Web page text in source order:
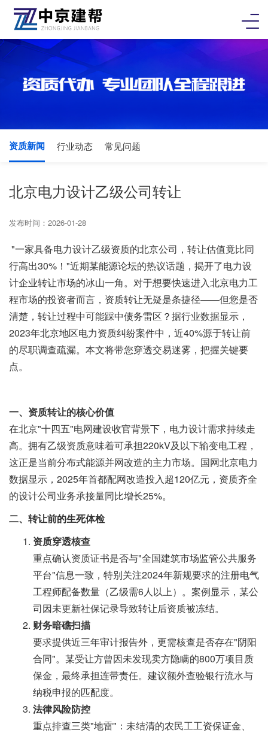
资质新闻 行业动态 常见问题
北京电力设计乙级公司转让
发布时间：2026-01-28
"一家具备电力设计乙级资质的北京公司，转让估值竟比同
行高出30%！"近期某能源论坛的热议话题，揭开了电力设
计企业转让市场的冰山一角。对于想要快速进入北京电力工
程市场的投资者而言，资质转让无疑是条捷径——但您是否
清楚，转让过程中可能踩中债务雷区？据行业数据显示，
2023年北京地区电力资质纠纷案件中，近40%源于转让前
的尽职调查疏漏。本文将带您穿透交易迷雾，把握关键要
点。
一、资质转让的核心价值
在北京"十四五"电网建设收官背景下，电力设计需求持续走
高。拥有乙级资质意味着可承担220kV及以下输变电工程，
这正是当前分布式能源并网改造的主力市场。国网北京电力
数据显示，2025年首都配网改造投入超120亿元，资质齐全
的设计公司业务承接量同比增长25%。
二、转让前的生死体检
资质穿透核查
重点确认资质证书是否与"全国建筑市场监管公共服务
平台"信息一致，特别关注2024年新规要求的注册电气
工程师配备数量（乙级需6人以上）。案例显示，某公
司因未更新社保记录导致转让后资质被冻结。
财务暗礁扫描
要求提供近三年审计报告外，更需核查是否存在"阴阳
合同"。某受让方曾因未发现卖方隐瞒的800万项目质
保金，最终承担连带责任。建议额外查验银行流水与
纳税申报的匹配度。
法律风险防控
重点排查三类"地雷"：未结清的农民工工资保证金、